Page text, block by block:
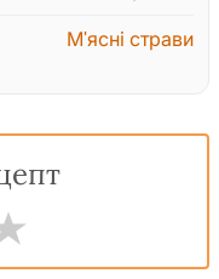
М'ясні страви